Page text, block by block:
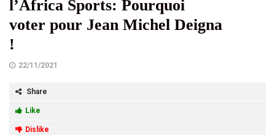
l’Africa Sports: Pourquoi
voter pour Jean Michel Deigna
!
22/11/2021
Share
Like
Dislike